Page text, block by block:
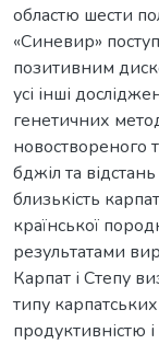
областю шести
«Синевир»
позитивним
усі інші
генетичних
новоствореного
бджіл та
близькість
країнської
результатами
Карпат і Степу
типу
продуктивністю